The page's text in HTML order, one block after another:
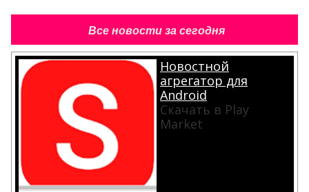
Все новости за сегодня
Новостной
агрегатор для
Android
Скачать в Play
Market